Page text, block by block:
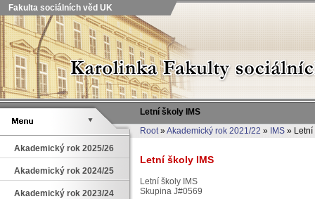
Fakulta sociálních věd UK
Letní školy IMS
Root»Akademický rok 2021/22 » IMS » Letní
Akademický rok 2025/26
Akademický rok 2024/25
Akademický rok 2023/24
Letní školy IMS
Letní školy IMS
Skupina J#0569